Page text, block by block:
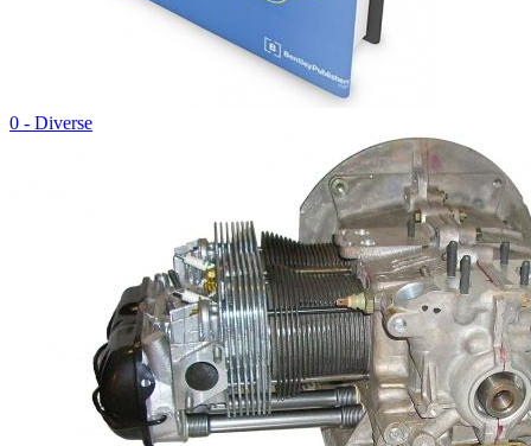
0 - Diverse